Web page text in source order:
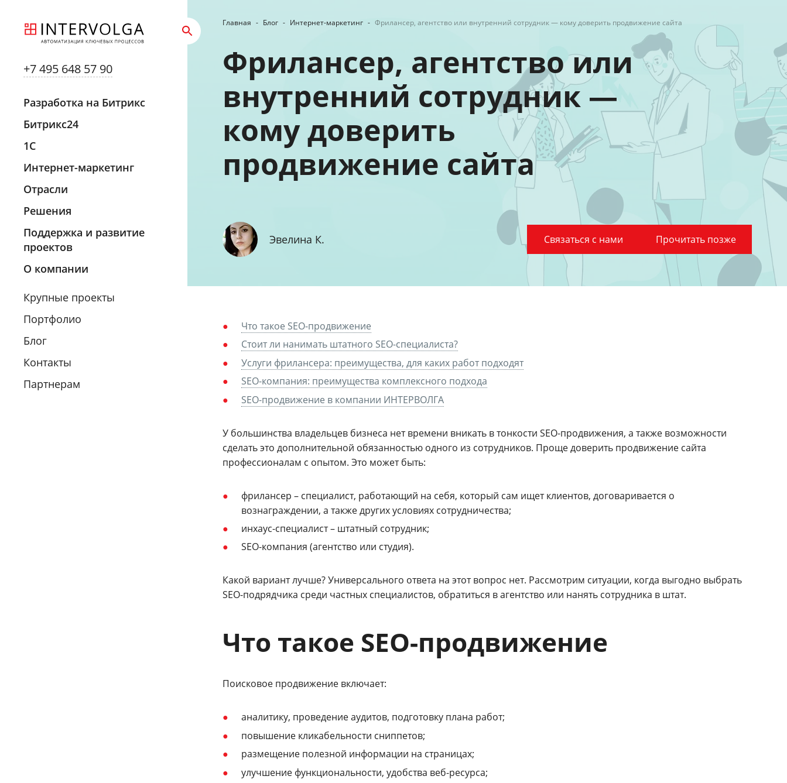
+7 495 648 57 90
Разработка на Битрикс
Битрикс24
1С
Интернет-маркетинг
Отрасли
Решения
Поддержка и развитие
проектов
О компании
Крупные проекты
Портфолио
Блог
Контакты
Партнерам
Главная - Блог - Интернет-маркетинг - Фрилансер, агентство или внутренний сотрудник — кому доверить продвижение сайта
Фрилансер, агентство или
внутренний сотрудник —
кому доверить
продвижение сайта
Эвелина К. Связаться с нами Прочитать позже
Что такое SEO-продвижение
Стоит ли нанимать штатного SEO-специалиста?
Услуги фрилансера: преимущества, для каких работ подходят
SEO-компания: преимущества комплексного подхода
SEO-продвижение в компании ИНТЕРВОЛГА
У большинства владельцев бизнеса нет времени вникать в тонкости SEO-продвижения, а также возможности
сделать это дополнительной обязанностью одного из сотрудников. Проще доверить продвижение сайта
профессионалам с опытом. Это может быть:
фрилансер – специалист, работающий на себя, который сам ищет клиентов, договаривается о
вознаграждении, а также других условиях сотрудничества;
инхаус-специалист – штатный сотрудник;
SEO-компания (агентство или студия).
Какой вариант лучше? Универсального ответа на этот вопрос нет. Рассмотрим ситуации, когда выгодно выбрать
SEO-подрядчика среди частных специалистов, обратиться в агентство или нанять сотрудника в штат.
Что такое SEO-продвижение
Поисковое продвижение включает:
аналитику, проведение аудитов, подготовку плана работ;
повышение кликабельности сниппетов;
размещение полезной информации на страницах;
улучшение функциональности, удобства веб-ресурса;